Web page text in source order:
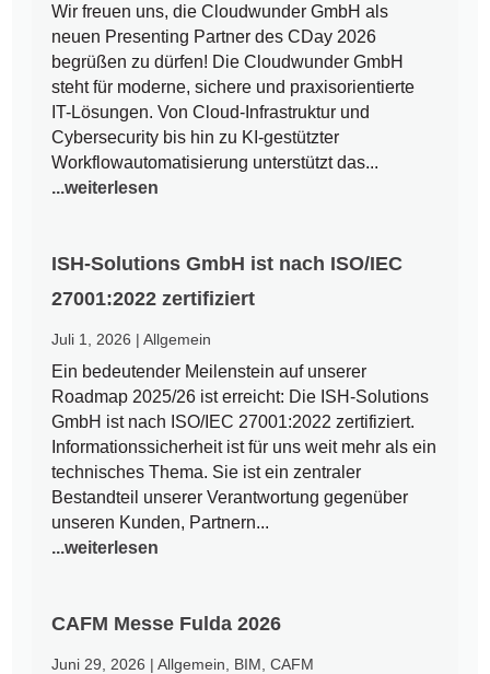
Wir freuen uns, die Cloudwunder GmbH als
neuen Presenting Partner des CDay 2026
begrüßen zu dürfen! Die Cloudwunder GmbH
steht für moderne, sichere und praxisorientierte
IT-Lösungen. Von Cloud-Infrastruktur und
Cybersecurity bis hin zu KI-gestützter
Workflowautomatisierung unterstützt das...
...weiterlesen
ISH-Solutions GmbH ist nach ISO/IEC
27001:2022 zertifiziert
Juli 1, 2026 |Allgemein
Ein bedeutender Meilenstein auf unserer
Roadmap 2025/26 ist erreicht: Die ISH-Solutions
GmbH ist nach ISO/IEC 27001:2022 zertifiziert.
Informationssicherheit ist für uns weit mehr als ein
technisches Thema. Sie ist ein zentraler
Bestandteil unserer Verantwortung gegenüber
unseren Kunden, Partnern...
...weiterlesen
CAFM Messe Fulda 2026
Juni 29, 2026 |Allgemein BIM ,CAFM